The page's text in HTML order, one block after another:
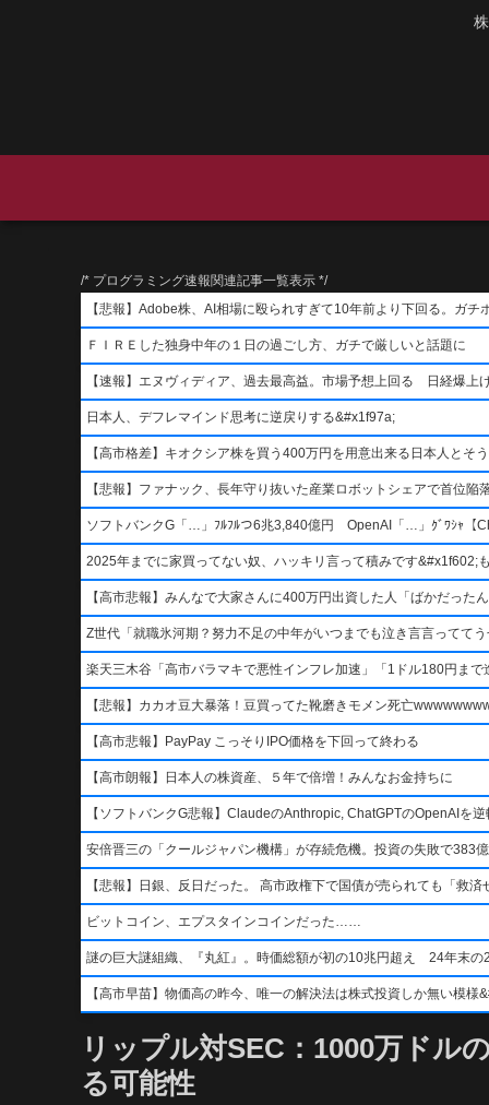
/* プログラミング速報関連記事一覧表示 */
【悲報】Adobe株、AI相場に殴られすぎて10年前より下回る。ガチ
ＦＩＲＥした独身中年の１日の過ごし方、ガチで厳しいと話題に
【速報】エヌヴィディア、過去最高益。市場予想上回る 日経爆上
日本人、デフレマインド思考に逆戻りする&#x1f97a;
【高市格差】キオクシア株を買う400万円を用意出来る日本人とそ
【悲報】ファナック、長年守り抜いた産業ロボットシェアで首位
ソフトバンクG「…」ﾌﾙﾌﾙつ6兆3,840億円 OpenAI「…」ｸﾞﾜｼｬ【
2025年までに家買ってない奴、ハッキリ言って積みです
【高市悲報】みんなで大家さんに400万円出資した人「ばかだった
Z世代「就職氷河期？努力不足の中年がいつまでも泣き言言ってて
楽天三木谷「高市バラマキで悪性インフレ加速」「1ドル180円ま
【悲報】カカオ豆大暴落！豆買ってた靴磨きモメン死亡
【高市悲報】PayPay こっそりIPO価格を下回って終わる
【高市朗報】日本人の株資産、５年で倍増！みんなお金持ちに
【ソフトバンクG悲報】ClaudeのAnthropic, ChatGPTのOpenAI
安倍晋三の「クールジャパン機構」が存続危機。投資の失敗で383
【悲報】日銀、反日だった。 高市政権下で国債が売られても「救済
ビットコイン、エプスタインコインだった……
謎の巨大謎組織、『丸紅』。時価総額が初の10兆円超え 24年末の
【高市早苗】物価高の昨今、唯一の解決法は株式投資しか無い模
リップル対SEC：1000万ドル
る可能性